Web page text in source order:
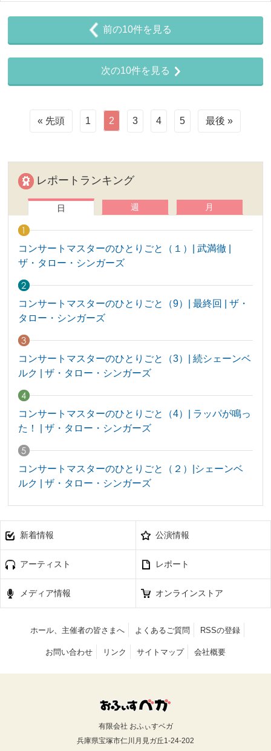
前の10件を見る
次の10件を見る
« 先頭 1 2 3 4 5 最後 »
レポートランキング
日 週 月
コンサートマスターのひとりごと（１）| 武満徹 |
ザ・タロー・シンガーズ
コンサートマスターのひとりごと（9）| 最終回 | ザ・
タロー・シンガーズ
コンサートマスターのひとりごと（3）| 続シェーンベ
ルク | ザ・タロー・シンガーズ
コンサートマスターのひとりごと（4）| ラッパが鳴っ
た！ | ザ・タロー・シンガーズ
コンサートマスターのひとりごと（２）|シェーンベ
ルク | ザ・タロー・シンガーズ
新着情報 公演情報
アーティスト レポート
メディア情報 オンラインストア
ホール、主催者の皆さまへ よくあるご質問 RSSの登録
お問い合わせ リンク サイトマップ 会社概要
有限会社 おふぃすベガ
兵庫県宝塚市仁川月見ガ丘1-24-202